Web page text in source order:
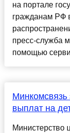
на портале
гражданам РФ
пресс-служба
помощью
Минкомсвязь
выплат на
Министерство